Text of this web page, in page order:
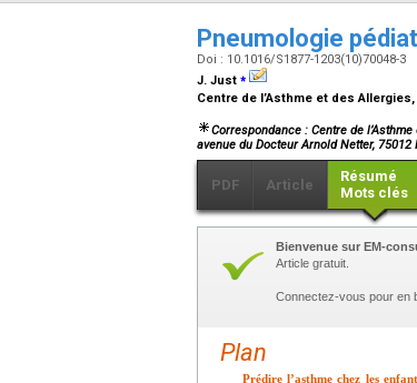
Pneumologie
Doi : 10.1016/S1877-1203(10)70048-3
J. Just ⁎
Centre de l’Asthme et des
Correspondance : Centre de
avenue du Docteur Arnold Netter, 75012
PDF Article
Résumé
Mots clés
Bienvenue sur EM-
Article gratuit.
Connectez-vous pour en
Plan
Prédire l’asthme chez les